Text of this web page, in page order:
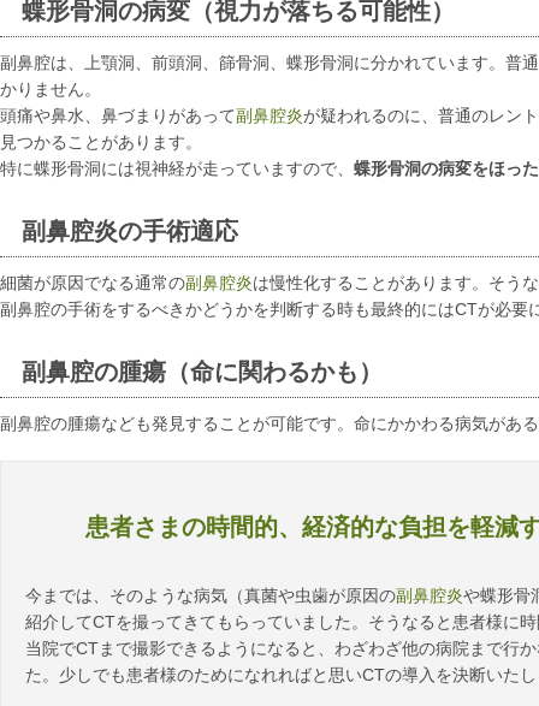
蝶形骨洞の病変（視力が落ちる可能性）
副鼻腔は、上顎洞、前頭洞、篩骨洞、蝶形骨洞に分かれています。普
かりません。
頭痛や鼻水、鼻づまりがあって副鼻腔炎が疑われるのに、普通のレン
見つかることがあります。
特に蝶形骨洞には視神経が走っていますので、 蝶形骨洞の病変をほっ
副鼻腔炎の手術適応
細菌が原因でなる通常の副鼻腔炎は慢性化することがあります。そう
副鼻腔の手術をするべきかどうかを判断する時も最終的にはCTが必要
副鼻腔の腫瘍（命に関わるかも）
副鼻腔の腫瘍なども発見することが可能です。命にかかわる病気があ
患者さまの時間的、経済的な負担を軽減
今までは、そのような病気（真菌や虫歯が原因の副鼻腔炎や蝶形骨
紹介してCTを撮ってきてもらっていました。そうなると患者様に
当院でCTまで撮影できるようになると、わざわざ他の病院まで行
た。少しでも患者様のためになれればと思いCTの導入を決断いた